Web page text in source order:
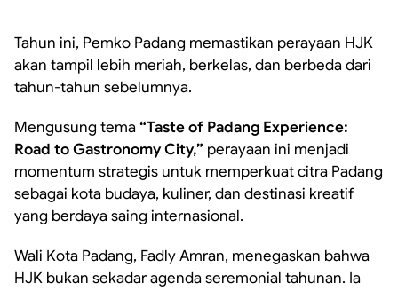
Tahun ini, Pemko Padang memastikan perayaan HJK
akan tampil lebih meriah, berkelas, dan berbeda dari
tahun-tahun sebelumnya.
Mengusung tema“Taste of Padang Experience:
Road to Gastronomy City,” perayaan ini menjadi
momentum strategis untuk memperkuat citra Padang
sebagai kota budaya, kuliner, dan destinasi kreatif
yang berdaya saing internasional.
Wali Kota Padang, Fadly Amran, menegaskan bahwa
HJK bukan sekadar agenda seremonial tahunan. Ia